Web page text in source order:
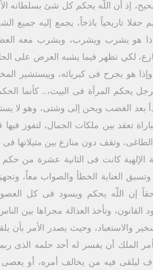
إذ أن اللّه يحكم كل شئ بسلطانه
تاريخياً باذخاً، يجمع إليه جميع
هو يشرب ويشرب، ويشرب معه
لكي تظهر فيما يشبه العرض على
هو يجرح فى كبريائه، وييستشير
يحكم المرأة فى البيت،.. كأنما
بعد الغضب ويحن إلى وشتى، وهو لا
تعقد بين ملكات الجمال، لتفوز
وتقف دون منازع بين مثيلاتها فى
كانت فى الثانية عشرة من
العناية الخطأ والصواب معاً،
إن اللّه يحكم ويسود فى كل
القانون، وتأخذ العدالة مجراها بين
والاستعباد، وحيث يصدر الأمر بأن
الملك أن يفسر له أحد حلمه الذى
ليلقى فيه من يخالف أمره، أو يعصى